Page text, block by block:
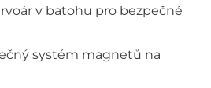
v batohu pro bezpečné
systém magnetů na